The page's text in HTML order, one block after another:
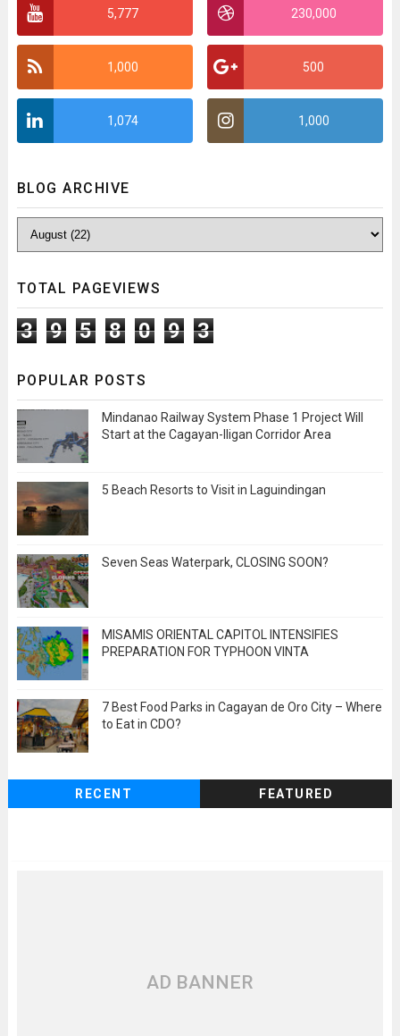
5,777 230,000
1,000 500
1,074 1,000
BLOG ARCHIVE
TOTAL PAGEVIEWS
3 9 5 8 0 9 3
POPULAR POSTS
Mindanao Railway System Phase 1 Project Will
Start at the Cagayan-Iligan Corridor Area
5 Beach Resorts to Visit in Laguindingan
Seven Seas Waterpark, CLOSING SOON?
MISAMIS ORIENTAL CAPITOL INTENSIFIES
PREPARATION FOR TYPHOON VINTA
7 Best Food Parks in Cagayan de Oro City – Where
to Eat in CDO?
RECENT FEATURED
AD BANNER